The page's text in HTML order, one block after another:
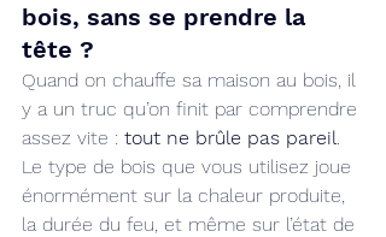
bois, sans se prendre la
tête ?
Quand on chauffe sa maison au bois, il
y a un truc qu’on finit par comprendre
assez vite : tout ne brûle pas pareil
Le type de bois que vous utilisez joue
énormément sur la chaleur produite,
la durée du feu, et même sur l’état de